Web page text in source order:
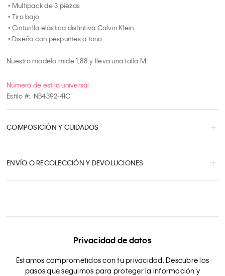
• Multipack de 3 piezas
• Tiro bajo
• Cinturilla elástica distintiva Calvin Klein
• Diseño con pespuntes a tono
Nuestro modelo mide 1,88 y lleva una talla M.
Número de estilo universal
Estilo #: NB4392-41C
COMPOSICIÓN Y CUIDADOS
ENVÍO O RECOLECCIÓN Y DEVOLUCIONES
Privacidad de datos
Estamos comprometidos con tu privacidad. Descubre los
pasos que seguimos para proteger la información y